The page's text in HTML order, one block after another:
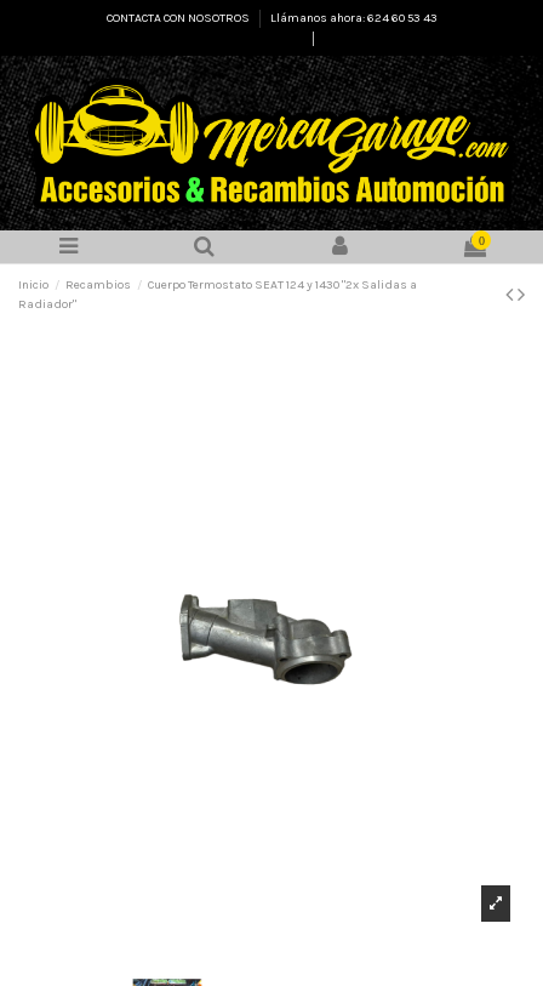
CONTACTA CON NOSOTROS
Llámanos ahora: 624 60 53 43
0
Inicio Recambios
Cuerpo Termostato SEAT 124 y 1430 "2x Salidas a
Radiador"